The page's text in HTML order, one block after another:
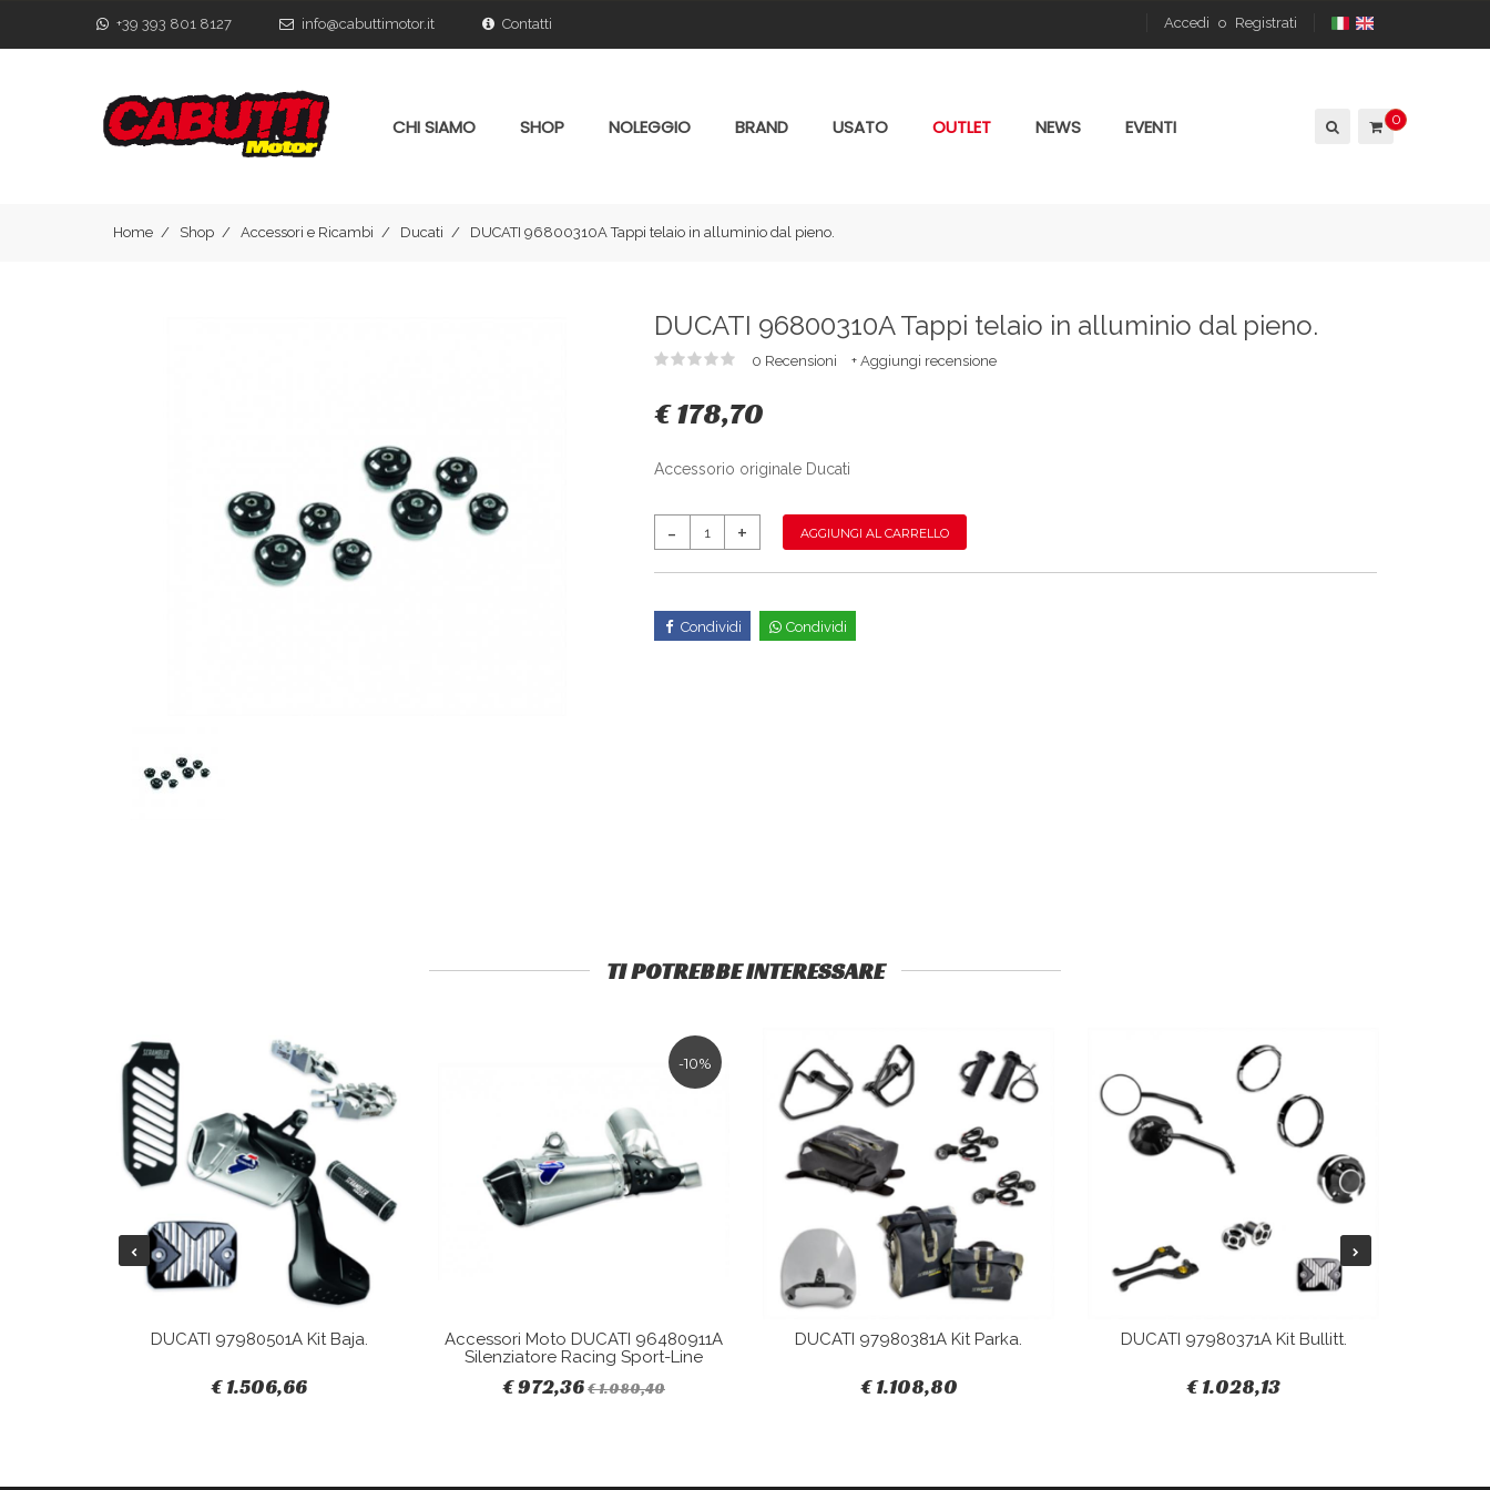
+39 393 801 8127 info@cabuttimotor.it Contatti Accedi o Registrati
0
CHI SIAMO SHOP NOLEGGIO BRAND USATO OUTLET NEWS EVENTI
Home Shop Accessori e Ricambi Ducati DUCATI 96800310A Tappi telaio in alluminio dal pieno.
DUCATI 96800310A Tappi telaio in alluminio dal pieno.
0 Recensioni + Aggiungi recensione
€ 178,70
Accessorio originale Ducati
AGGIUNGI AL CARRELLO
Condividi Condividi
TI POTREBBE INTERESSARE
DUCATI 97980501A Kit Baja.
€ 1.506,66
-10%
Accessori Moto DUCATI 96480911A
Silenziatore Racing Sport-Line
€ 972,36€ 1.080,40
DUCATI 97980381A Kit Parka.
€ 1.108,80
DUCATI 97980371A Kit Bullitt.
€ 1.028,13